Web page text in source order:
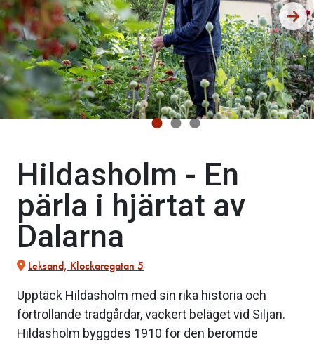
Hildasholm - En
pärla i hjärtat av
Dalarna
Leksand, Klockaregatan 5
Upptäck Hildasholm med sin rika historia och
förtrollande trädgårdar, vackert beläget vid Siljan.
Hildasholm byggdes 1910 för den berömde